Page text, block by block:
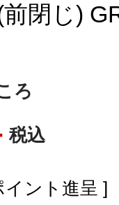
閉じ)
ろ
税込
イント進呈 ]